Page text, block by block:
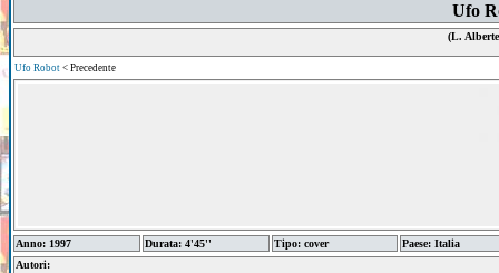
Ufo
(L.
Ufo Robot < Precedente
Anno: 1997 Durata: 4'45'' Tipo: cover
Paese: Italia
Autori: